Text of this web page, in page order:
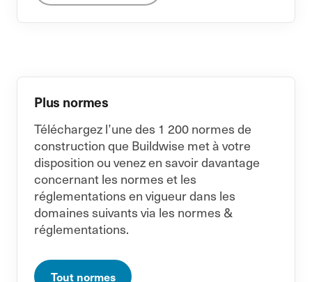
Plus normes
Téléchargez l’une des 1 200 normes de
construction que Buildwise met à votre
disposition ou venez en savoir davantage
concernant les normes et les
réglementations en vigueur dans les
domaines suivants via les normes &
réglementations.
Tout normes